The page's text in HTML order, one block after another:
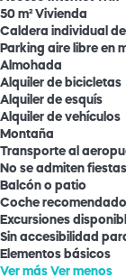
50 m² Vivienda
Caldera individual
Parking aire libre en
Almohada
Alquiler de bicicletas
Alquiler de esquís
Alquiler de vehículos
Montaña
Transporte al
No se admiten
Balcón o patio
Coche recomendado
Excursiones
Sin accesibilidad
Elementos básicos
Ver más Ver menos